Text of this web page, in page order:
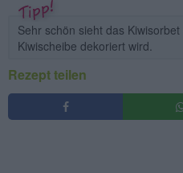
Sehr schön sieht das
Kiwischeibe dekoriert wird.
Rezept teilen